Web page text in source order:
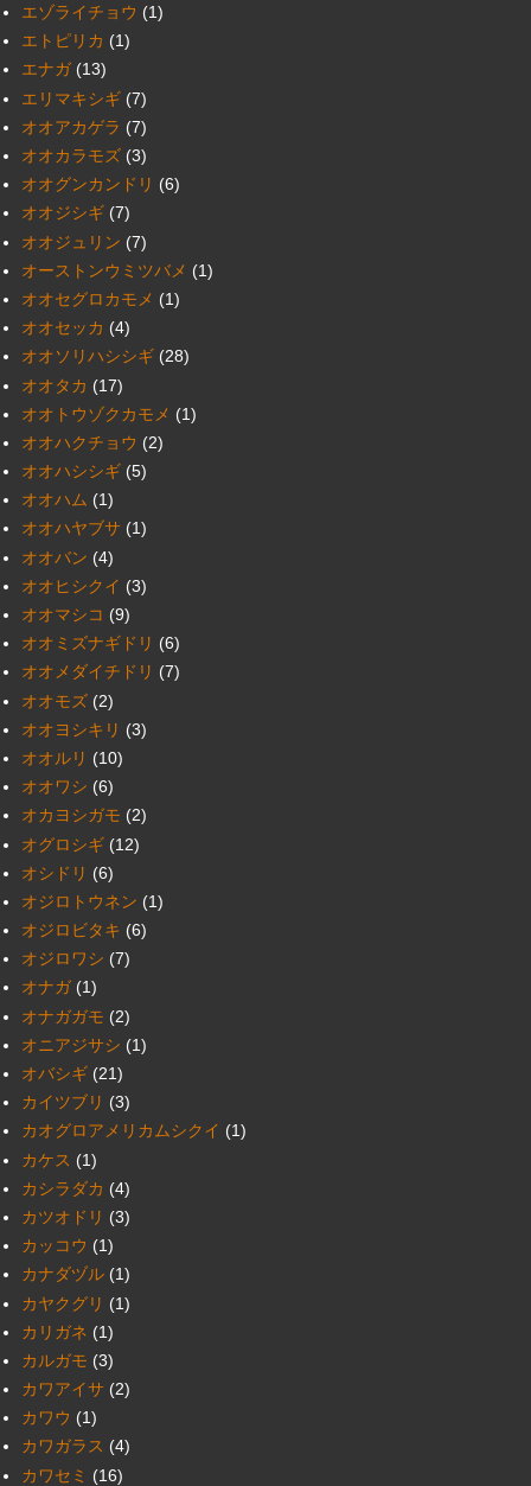
エゾライチョウ (1)
エトピリカ (1)
エナガ (13)
エリマキシギ (7)
オオアカゲラ (7)
オオカラモズ (3)
オオグンカンドリ (6)
オオジシギ (7)
オオジュリン (7)
オーストンウミツバメ (1)
オオセグロカモメ (1)
オオセッカ (4)
オオソリハシシギ (28)
オオタカ (17)
オオトウゾクカモメ (1)
オオハクチョウ (2)
オオハシシギ (5)
オオハム (1)
オオハヤブサ (1)
オオバン (4)
オオヒシクイ (3)
オオマシコ (9)
オオミズナギドリ (6)
オオメダイチドリ (7)
オオモズ (2)
オオヨシキリ (3)
オオルリ (10)
オオワシ (6)
オカヨシガモ (2)
オグロシギ (12)
オシドリ (6)
オジロトウネン (1)
オジロビタキ (6)
オジロワシ (7)
オナガ (1)
オナガガモ (2)
オニアジサシ (1)
オバシギ (21)
カイツブリ (3)
カオグロアメリカムシクイ (1)
カケス (1)
カシラダカ (4)
カツオドリ (3)
カッコウ (1)
カナダヅル (1)
カヤクグリ (1)
カリガネ (1)
カルガモ (3)
カワアイサ (2)
カワウ (1)
カワガラス (4)
カワセミ (16)